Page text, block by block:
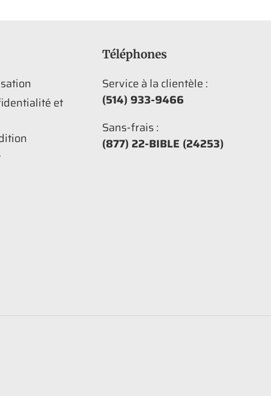
et
Téléphones
Service à la clientèle :
(514) 933-9466
Sans-frais :
(877) 22-BIBLE (24253)